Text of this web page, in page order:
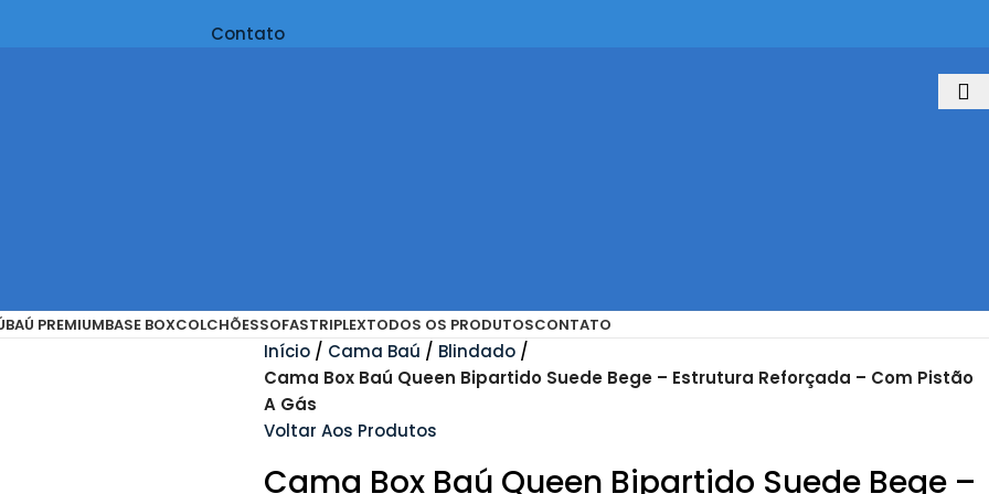
Contato
BAÚ PREMIUMBASE BOXCOLCHÕESSOFASTRIPLEXTODOS OS PRODUTOSCONTATO
Início Cama Baú
Blindado
Cama Box Baú Queen Bipartido Suede Bege – Estrutura Reforçada – Com Pistão
A Gás
Voltar Aos Produtos
Cama Box Baú Queen Bipartido Suede Bege –